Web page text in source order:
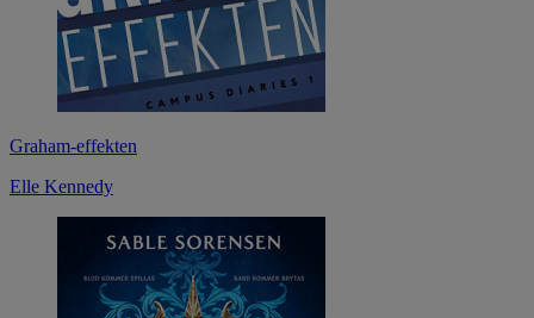
Graham-effekten
Elle Kennedy